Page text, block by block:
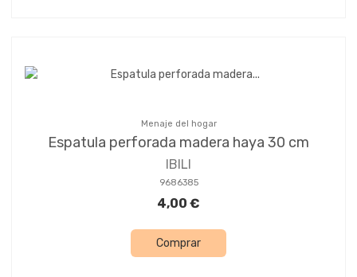
Menaje del hogar
Espatula perforada madera haya 30 cm
IBILI
9686385
4,00 €
Comprar